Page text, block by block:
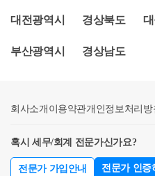
(117,000건 이상
- KB금융 콘텐츠 필진
- ㈜코스맥스 세무팀
- ㈜현대중공업 세무
- ㈜iMBC 재무회계
세무법인 넥스트 등
을 소유한 것으로 보는 사
공동상속주택[상속으로 여
는 소규모재건축사업등의
순위에 따른 1주택을 말한
는 때에는 해당 공동상속
대전광역시 경상북도
부산광역시 경상남도
회사소개 이용약관개인정보처리방
혹시 세무/회계 전문가신가요?
전문가 가입안내 전문가 인증